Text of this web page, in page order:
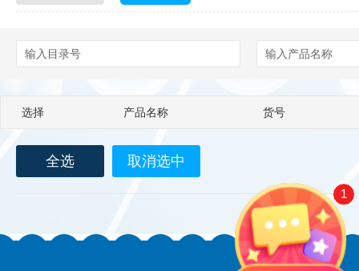
Biotez Berlin Diametra
Berry & Associates
LGC Maine Standards Biolife
Abbexa AbD Serotec
选择 产品名称 货号
全选 取消选中
1